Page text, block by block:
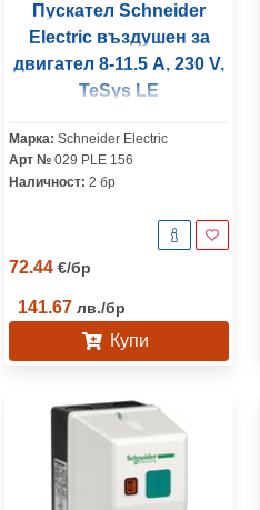
Пускател Schneider
Electric въздушен за
двигател 8-11.5 A, 230 V,
TeSys LE
Марка: Schneider Electric
Арт № 029 PLE 156
Наличност: 2 бр
72.44 €/бр
141.67 лв./бр
Купи